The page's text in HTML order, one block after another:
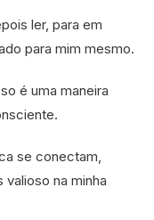
ler, para em
para mim mesmo.
é uma maneira
se conectam,
na minha